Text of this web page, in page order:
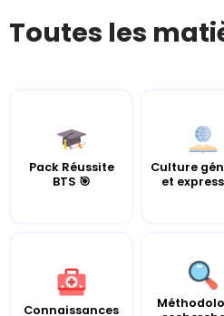
Toutes les
Pack Réussite
BTS 🎯
Culture
et
Connaissances